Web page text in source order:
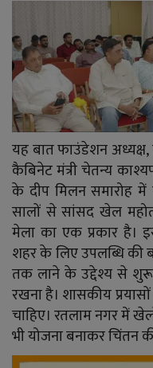
Language
English Hiindi
यह बात फाउंडेशन अध्यक्ष,
कैबिनेट मंत्री चेतन्य
के दीप मिलन समारोह
सालों से सांसद खेल
मेला का एक प्रकार है।
शहर के लिए उपलब्धि की
तक लाने के उद्देश्य से
रखना है। शासकीय
चाहिए। रतलाम नगर में
भी योजना बनाकर चिंतन